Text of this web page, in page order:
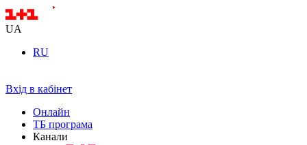
UA
RU
Вхід в кабінет
Онлайн
ТБ програма
Канали